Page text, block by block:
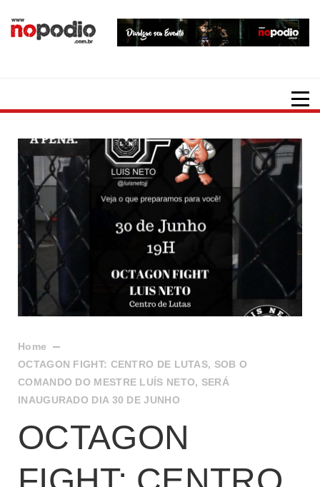
Home
OCTAGON FIGHT: CENTRO DE LUTAS, SOB O
COMANDO DO MESTRE LUÍS NETO, SERÁ
INAUGURADO DIA 30 DE JUNHO
OCTAGON